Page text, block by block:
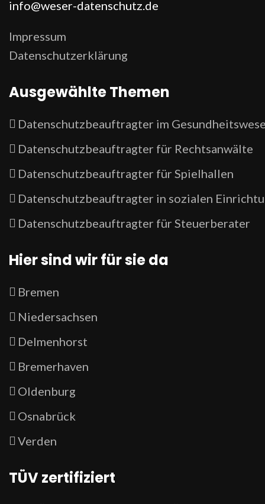
info@weser-datenschutz.de
Impressum
Datenschutzerklärung
Ausgewählte Themen
Datenschutzbeauftragter im
Datenschutzbeauftragter für Rechtsanwälte
Datenschutzbeauftragter für Spielhallen
Datenschutzbeauftragter in sozialen
Datenschutzbeauftragter für Steuerberater
Hier sind wir für sie da
Bremen
Niedersachsen
Delmenhorst
Bremerhaven
Oldenburg
Osnabrück
Verden
TÜV zertifiziert